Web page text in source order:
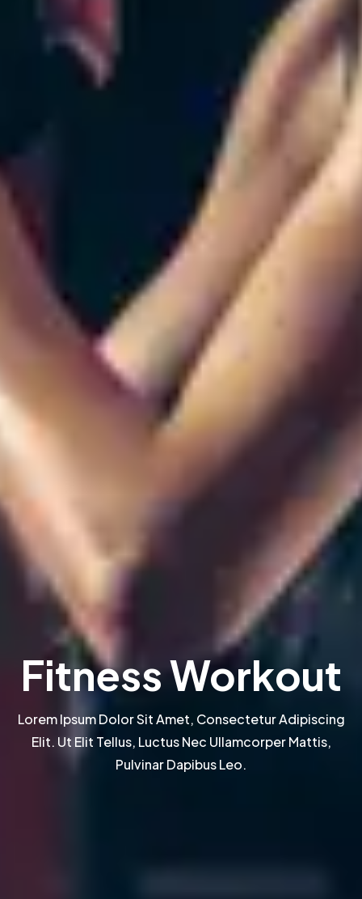
Fitness Workout
Lorem Ipsum Dolor Sit Amet, Consectetur Adipiscing
Elit. Ut Elit Tellus, Luctus Nec Ullamcorper Mattis,
Pulvinar Dapibus Leo.